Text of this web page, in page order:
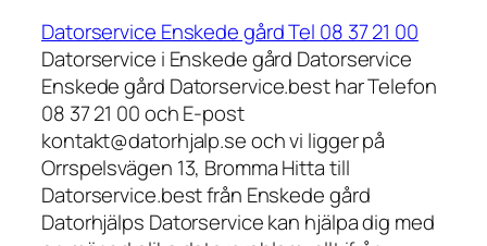
Datorservice Enskede gård Tel 08 37 21 00
Datorservice i Enskede gård Datorservice
Enskede gård Datorservice.best har Telefon
08 37 21 00 och E-post
kontakt@datorhjalp.se och vi ligger på
Orrspelsvägen 13, Bromma Hitta till
Datorservice.best från Enskede gård
Datorhjälps Datorservice kan hjälpa dig med